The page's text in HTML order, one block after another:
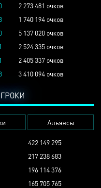
2 273 481 очков
1 740 194 очков
5 137 020 очков
2 524 335 очков
2 405 337 очков
3 410 094 очков
Альянсы
422 149 295
217 238 683
196 114 376
165 705 765